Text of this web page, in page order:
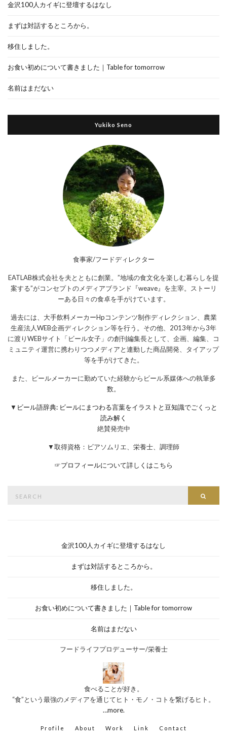
金沢100人カイギに登壇するはなし
まずは対話するところから。
移住しました。
お食い初めについて書きました｜Table for tomorrow
名前はまだない
Yukiko Seno
食事家/フードディレクター
EATLAB株式会社を夫とともに創業。”地域の食文化を楽しむ暮らしを提
案する”がコンセプトのメディアブランド『weave』を主宰。ストーリ
ーある日々の食卓を手がけています。
過去には、大手飲料メーカーHpコンテンツ制作ディレクション、農業
生産法人WEB企画ディレクション等を行う。その他、2013年から3年
に渡りWEBサイト「ビール女子」の創刊編集長として、企画、編集、コ
ミュニティ運営に携わりつつメディアと連動した商品開発、タイアップ
等を手がけてきた。
また、ビールメーカーに勤めていた経験からビール系媒体への執筆多
数。
▼ ビール語辞典: ビールにまつわる言葉をイラストと豆知識でごくっと
読み解く
絶賛発売中
▼取得資格：ビアソムリエ、栄養士、調理師
☞プロフィールについて詳しくはこちら
金沢100人カイギに登壇するはなし
まずは対話するところから。
移住しました。
お食い初めについて書きました｜Table for tomorrow
名前はまだない
フードライフプロデューサー/栄養士
食べることが好き。
“食”という最強のメディアを通じてヒト・モノ・コトを繋げるヒト。
…more.
Profile About Work Link Contact